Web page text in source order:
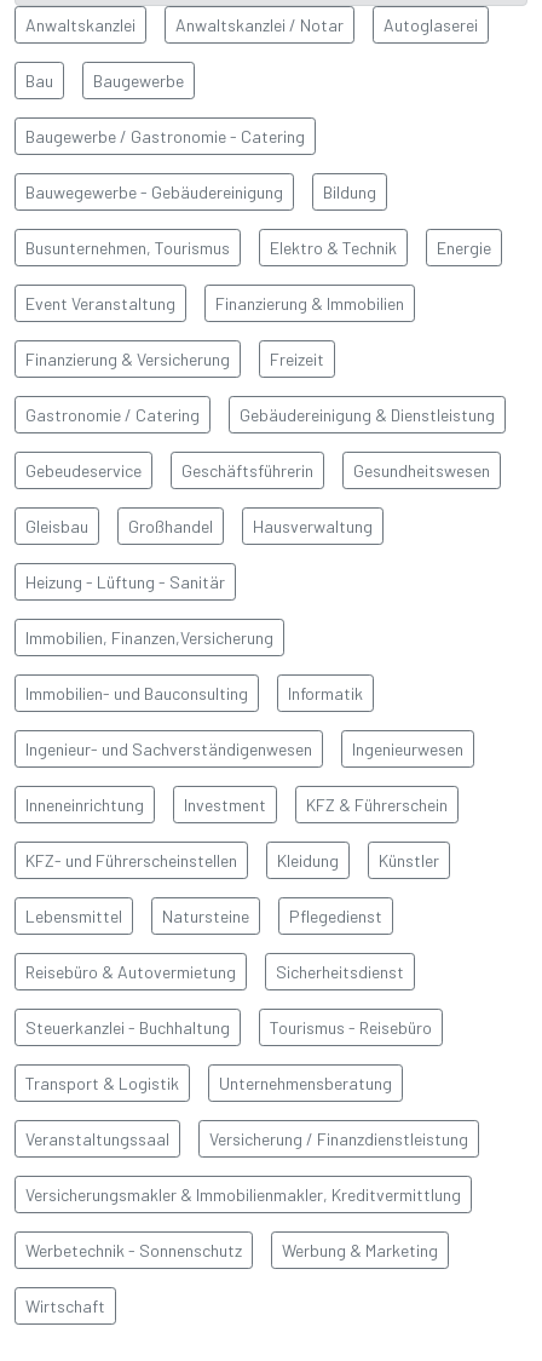
Anwaltskanzlei Anwaltskanzlei / Notar Autoglaserei
Bau Baugewerbe
Baugewerbe / Gastronomie - Catering
Bauwegewerbe - Gebäudereinigung Bildung
Busunternehmen, Tourismus Elektro & Technik Energie
Event Veranstaltung Finanzierung & Immobilien
Finanzierung & Versicherung Freizeit
Gastronomie / Catering Gebäudereinigung & Dienstleistung
Gebeudeservice Geschäftsführerin Gesundheitswesen
Gleisbau Großhandel Hausverwaltung
Heizung - Lüftung - Sanitär
Immobilien, Finanzen,Versicherung
Immobilien- und Bauconsulting Informatik
Ingenieur- und Sachverständigenwesen Ingenieurwesen
Inneneinrichtung Investment KFZ & Führerschein
KFZ- und Führerscheinstellen Kleidung Künstler
Lebensmittel Natursteine Pflegedienst
Reisebüro & Autovermietung Sicherheitsdienst
Steuerkanzlei - Buchhaltung Tourismus - Reisebüro
Transport & Logistik Unternehmensberatung
Veranstaltungssaal Versicherung / Finanzdienstleistung
Versicherungsmakler & Immobilienmakler, Kreditvermittlung
Werbetechnik - Sonnenschutz Werbung & Marketing
Wirtschaft
BAŞLIK
Detay yazı